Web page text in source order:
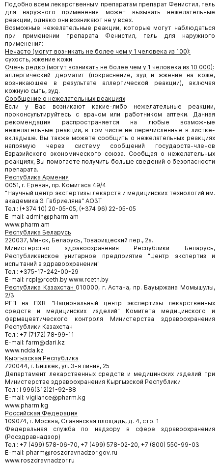
Подобно всем лекарственным препаратам препарат Фенистил, гель
для наружного применения может вызывать нежелательные
реакции, однако они возникают не у всех.
Возможные нежелательные реакции, которые могут наблюдаться
при применении препарата Фенистил, гель для наружного
применения:
Нечасто (могут возникать не более чем у 1 человека из 100):
сухость, жжение кожи
Очень редко (могут возникать не более чем у 1 человека из 10 000):
аллергический дерматит (покраснение, зуд и жжение на коже,
возникающее в результате аллергической реакции), включая
кожную сыпь, зуд.
Сообщение о нежелательных реакциях
Если у Вас возникают какие-либо нежелательные реакции,
проконсультируйтесь с врачом или работником аптеки. Данная
рекомендация распространяется на любые возможные
нежелательные реакции, в том числе не перечисленные в листке-
вкладыше. Вы также можете сообщить о нежелательных реакциях
напрямую через систему сообщений государств-членов
Евразийского экономического союза. Сообщая о нежелательных
реакциях, Вы помогаете получить больше сведений о безопасности
препарата.
Республика Армения
0051, г. Ереван, пр. Комитаса 49/4
"Научный центр экспертизы лекарств и медицинских технологий им.
академика Э. Габриеляна" АОЗТ
Тел.: (+374 10) 20-05-05, (+374 96) 22-05-05
E-mail: admin@pharm.am
www.pharm.am
Республика Беларусь
220037, Минск, Беларусь, Товарищеский пер., 2а.
Министерство здравоохранения Республики Беларусь,
Республиканское унитарное предприятие "Центр экспертиз и
испытаний в здравоохранении"
Тел.: +375-17-242-00-29
E-mail: rcpl@rceth.by www.rceth.by
Республика Казахстан 010000, г. Астана, пр. Бауыржана Момышулы,
2/3
РГП на ПХВ "Национальный центр экспертизы лекарственных
средств и медицинских изделий" Комитета медицинского и
фармацевтического контроля Министерства здравоохранения
Республики Казахстан
Тел.: +7 (7172) 78-99-11
E-mail: farm@dari.kz
www.ndda.kz
Кыргызская Республика
720044, г. Бишкек, ул. 3-я линия, 25
Департамент лекарственных средств и медицинских изделий при
Министерстве здравоохранения Кыргызской Республики
Тел.: I 996(312)21-92-88
E-mail: vigilance@pharm.kg
www.pharm.kg
Российская Федерация
109074, г. Москва, Славянская площадь, д. 4, стр. 1
Федеральная служба по надзору в сфере здравоохранения
(Росздравнадзор)
Тел.: +7 (499) 578-06-70, +7 (499) 578-02-20, +7 (800) 550-99-03
E-mail: pharm@roszdravnadzor.gov.ru
www.roszdravnadzor.ru